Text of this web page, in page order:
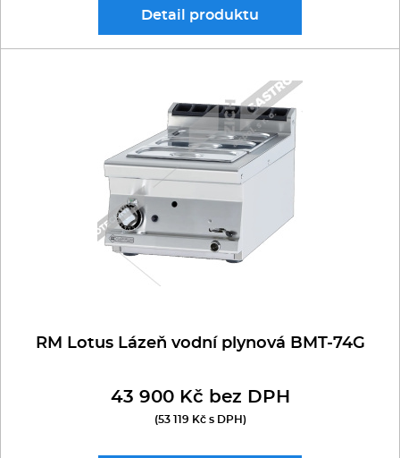
Multifunkce - speciály
Vařiče a výrobníky těstovin
Nástroje
Vodní lázně
BAZAR
Detail produktu
RM Lotus Lázeň vodní plynová BMT-74G
43 900 Kč bez DPH
(53 119 Kč s DPH)